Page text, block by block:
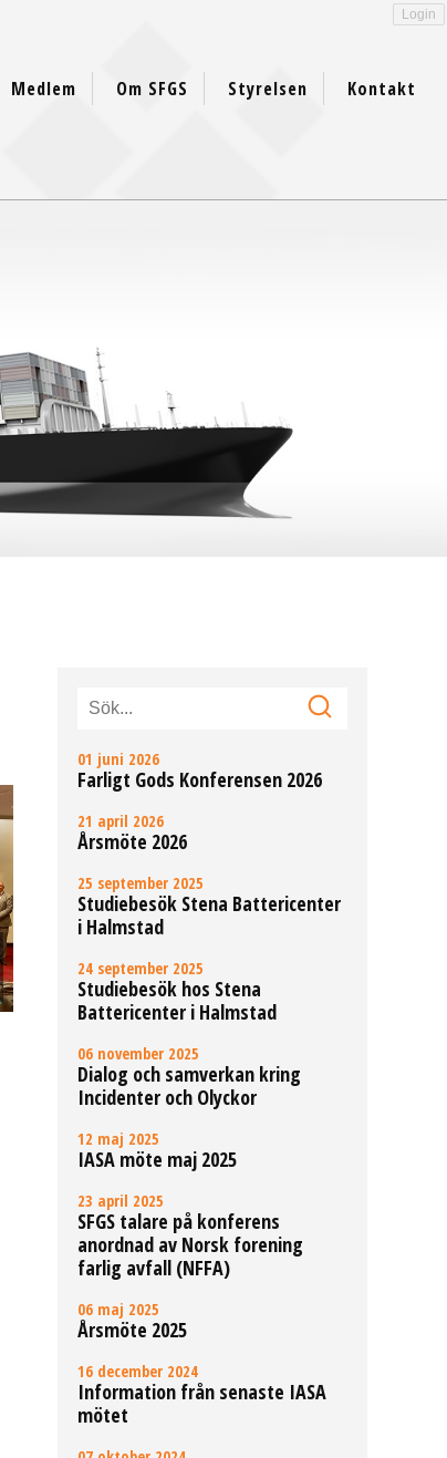
Medlem Om SFGS Styrelsen Kontakt
01 juni 2026
Farligt Gods Konferensen 2026
21 april 2026
Årsmöte 2026
25 september 2025
Studiebesök Stena Battericenter
i Halmstad
24 september 2025
Studiebesök hos Stena
Battericenter i Halmstad
06 november 2025
Dialog och samverkan kring
Incidenter och Olyckor
12 maj 2025
IASA möte maj 2025
23 april 2025
SFGS talare på konferens
anordnad av Norsk forening
farlig avfall (NFFA)
06 maj 2025
Årsmöte 2025
16 december 2024
Information från senaste IASA
mötet
Login